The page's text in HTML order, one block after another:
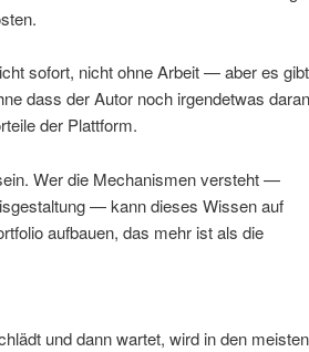
sofort, nicht ohne Arbeit — aber es gibt
dass der Autor noch irgendetwas daran
der Plattform.
Wer die Mechanismen versteht —
— kann dieses Wissen auf
aufbauen, das mehr ist als die
und dann wartet, wird in den meisten